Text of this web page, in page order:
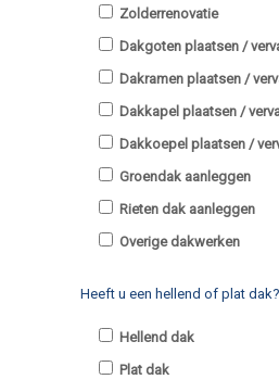
Zolderrenovatie
Dakgoten plaatsen /
Dakramen plaatsen /
Dakkapel plaatsen /
Dakkoepel plaatsen /
Groendak aanleggen
Rieten dak aanleggen
Overige dakwerken
Heeft u een hellend of plat
Hellend dak
Plat dak